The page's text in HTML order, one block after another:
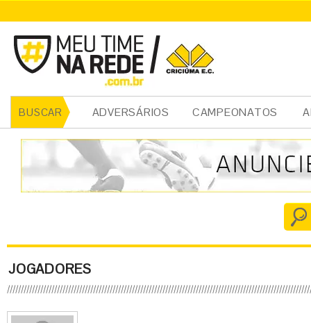
BUSCAR ADVERSÁRIOS CAMPEONATOS
JOGADORES